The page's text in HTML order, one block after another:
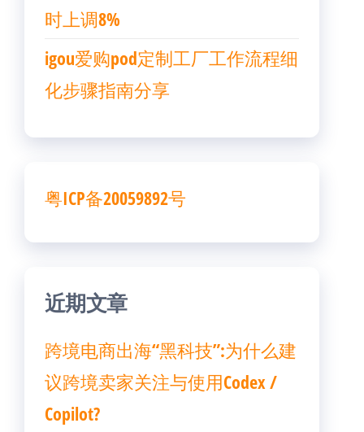
时上调8%
igou爱购pod定制工厂工作流程细
化步骤指南分享
粤ICP备20059892号
近期文章
跨境电商出海“黑科技”:为什么建
议跨境卖家关注与使用Codex /
Copilot?